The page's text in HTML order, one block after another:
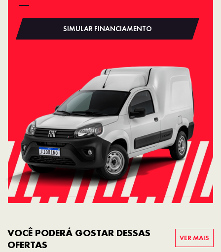
SIMULAR FINANCIAMENTO
VOCÊ PODERÁ GOSTAR DESSAS
OFERTAS
VER MAIS